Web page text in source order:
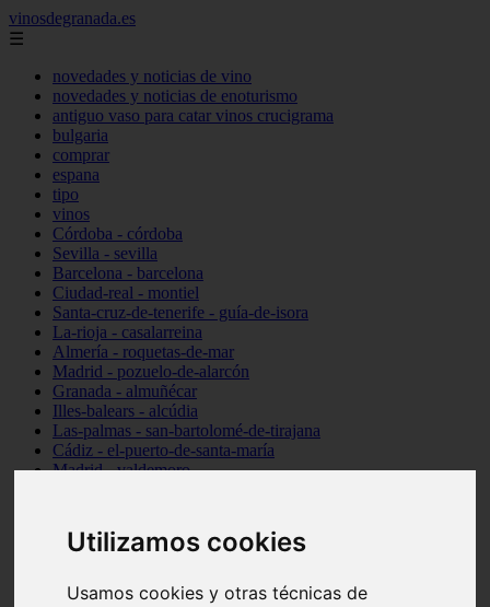
Utilizamos cookies
Usamos cookies y otras técnicas de
vinosdegranada.es
☰
novedades y noticias de vino
novedades y noticias de enoturismo
antiguo vaso para catar vinos crucigrama
bulgaria
comprar
espana
tipo
vinos
Córdoba - córdoba
Sevilla - sevilla
Barcelona - barcelona
Ciudad-real - montiel
Santa-cruz-de-tenerife - guía-de-isora
La-rioja - casalarreina
Almería - roquetas-de-mar
Madrid - pozuelo-de-alarcón
Granada - almuñécar
Illes-balears - alcúdia
Las-palmas - san-bartolomé-de-tirajana
Cádiz - el-puerto-de-santa-maría
Madrid - valdemoro
Cantabria - suances
Sevilla - bormujos
Málaga - júzcar